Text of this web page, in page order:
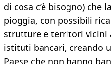
di cosa c’è bisogno) che
pioggia, con possibili
strutture e territori vicini
istituti bancari, creando
Paese che non hanno